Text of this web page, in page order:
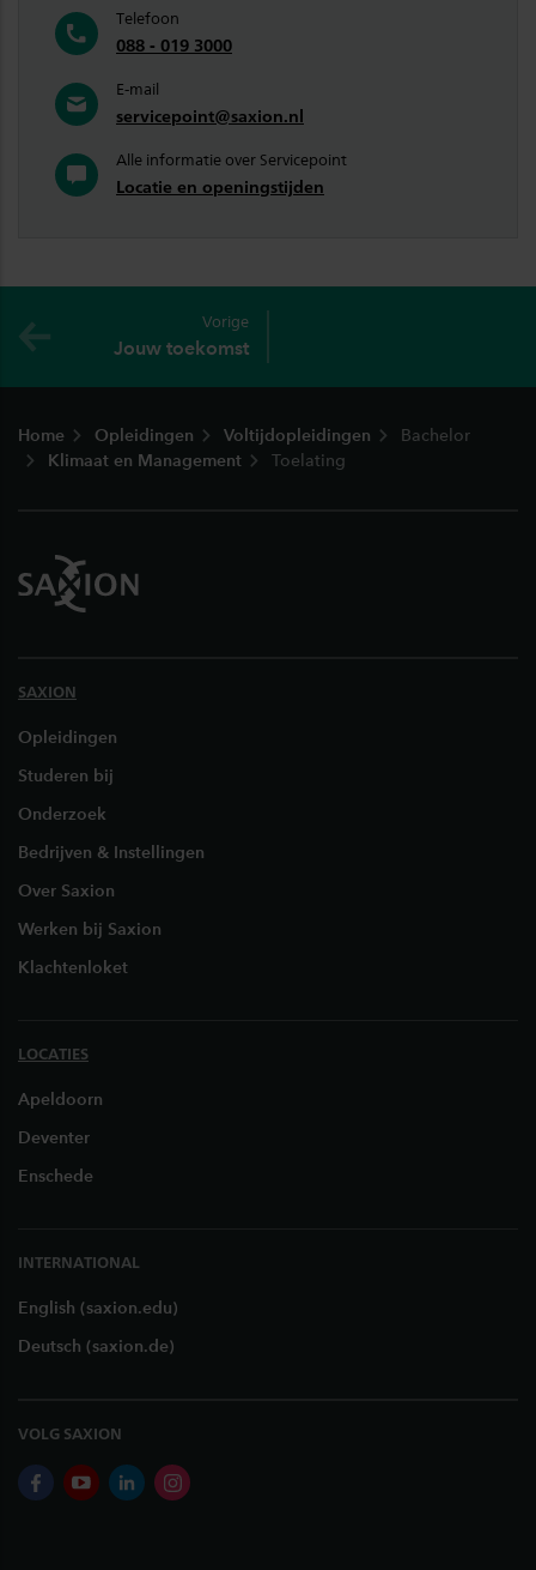
Telefoon
088 - 019 3000
E-mail
servicepoint@saxion.nl
Alle informatie over Servicepoint
Locatie en openingstijden
Vorige
Jouw toekomst
Home Opleidingen Voltijdopleidingen
Bachelor
Klimaat en Management
Toelating
SAXION
Opleidingen
Studeren bij
Onderzoek
Bedrijven & Instellingen
Over Saxion
Werken bij Saxion
Klachtenloket
LOCATIES
Apeldoorn
Deventer
Enschede
INTERNATIONAL
English (saxion.edu)
Deutsch (saxion.de)
VOLG SAXION
facebookyoutubelinkedininstagram